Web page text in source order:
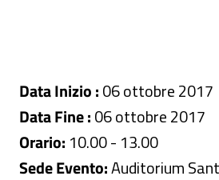
Data Inizio :06 ottobre 2017
Data Fine :06 ottobre 2017
Orario: 10.00 - 13.00
Sede Evento:Auditorium